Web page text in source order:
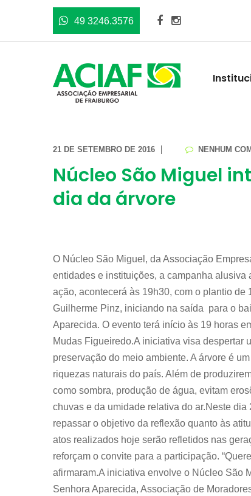
49 3246.3576
21 DE SETEMBRO DE 2016 NENHUM
Núcleo São Miguel
dia da árvore
O Núcleo São Miguel, da Associação
entidades e instituições, a campanha alusiva
ação, acontecerá às 19h30, com o plantio de
Guilherme Pinz, iniciando na saída para o
Aparecida. O evento terá início às 19 horas
Mudas Figueiredo.A iniciativa visa despertar
preservação do meio ambiente. A árvore é
riquezas naturais do país. Além de
como sombra, produção de água, evitam
chuvas e da umidade relativa do ar.Neste
repassar o objetivo da reflexão quanto às
atos realizados hoje serão refletidos nas
reforçam o convite para a participação.
afirmaram.A iniciativa envolve o Núcleo São
Senhora Aparecida, Associação de